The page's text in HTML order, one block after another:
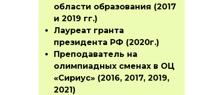
области образования (2017
и 2019 гг.)
Лауреат гранта
президента РФ (2020г.)
Преподаватель на
олимпиадных сменах в ОЦ
«Сириус» (2016, 2017, 2019,
2021)